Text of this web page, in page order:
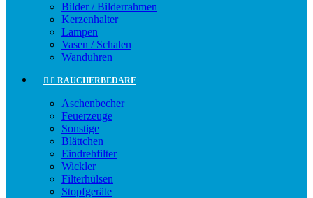
Bilder / Bilderrahmen
Kerzenhalter
Lampen
Vasen / Schalen
Wanduhren
  RAUCHERBEDARF
Aschenbecher
Feuerzeuge
Sonstige
Blättchen
Eindrehfilter
Wickler
Filterhülsen
Stopfgeräte